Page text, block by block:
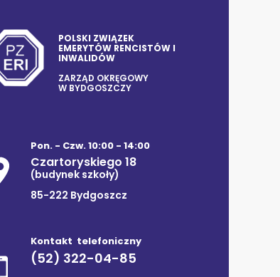
POLSKI ZWIĄZEK
EMERYTÓW RENCISTÓW I
INWALIDÓW
ZARZĄD OKRĘGOWY
W BYDGOSZCZY
Kontakt telefoniczny
(52) 322-04-85
Pon. - Czw. 10:00 - 14:00
Czartoryskiego 18
(budynek szkoły)
85-222 Bydgoszcz